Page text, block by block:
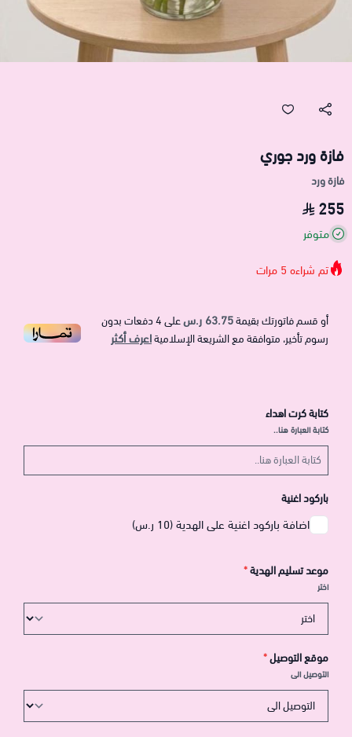
فازة ورد جوري
فازة ورد
255
متوفر
تم شراءه 5 مرات
أو قسم فاتورتك بقيمة63.75 ر.س على4دفعات بدون
رسوم تأخير، متوافقة مع الشريعة الإسلاميةاعرف أكثر
كتابة كرت اهداء
كتابة العبارة هنا..
باركود اغنية
اضافة باركود اغنية على الهدية (10 ر.س)
موعد تسليم الهدية*
اختر
موقع التوصيل*
التوصيل الى